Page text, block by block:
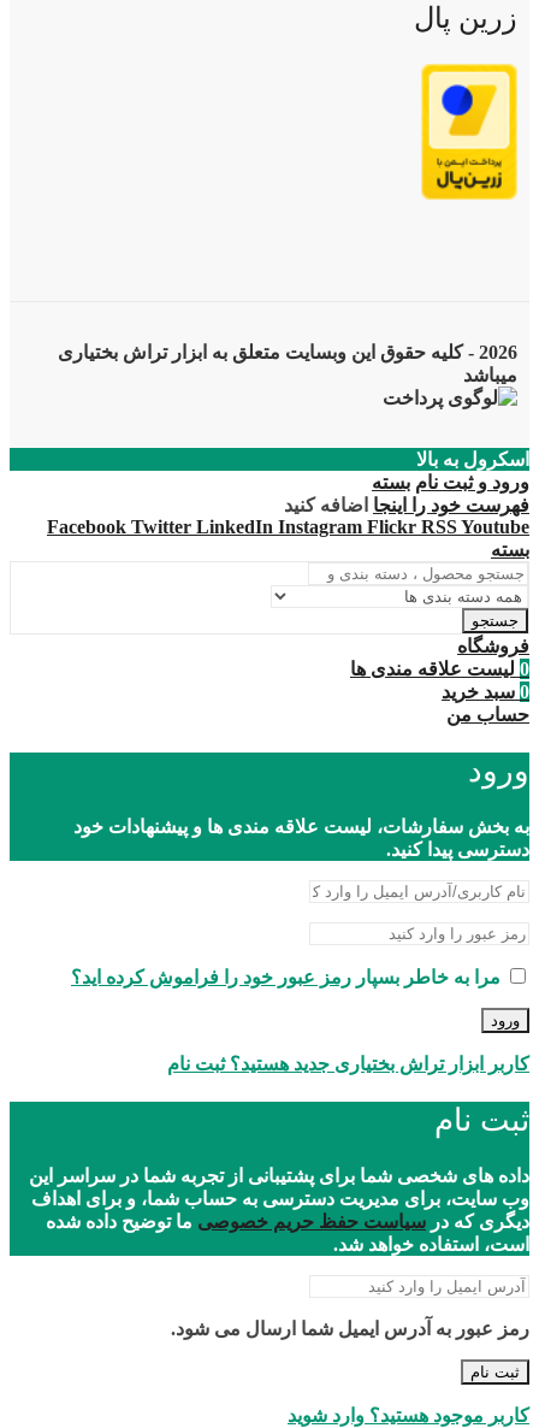
زرین پال
2026 - کلیه حقوق این وبسایت متعلق به ابزار تراش بختیاری
میباشد
اسکرول به بالا
ورود و ثبت نام بسته
فهرست خود را اینجا اضافه کنید
Facebook Twitter LinkedIn Instagram Flickr RSSYoutube
بسته
جستجو
فروشگاه
0 لیست علاقه مندی ها
0 سبد خرید
حساب من
ورود
به بخش سفارشات، لیست علاقه مندی ها و پیشنهادات خود
دسترسی پیدا کنید.
مرا به خاطر بسپار رمز عبور خود را فراموش کرده اید؟
ورود
کاربر ابزار تراش بختیاری جدید هستید؟ ثبت نام
ثبت نام
داده های شخصی شما برای پشتیبانی از تجربه شما در سراسر این
وب سایت، برای مدیریت دسترسی به حساب شما، و برای اهداف
دیگری که در سیاست حفظ حریم خصوصی ما توضیح داده شده
است، استفاده خواهد شد.
رمز عبور به آدرس ایمیل شما ارسال می شود.
ثبت نام
کاربر موجود هستید؟ وارد شوید